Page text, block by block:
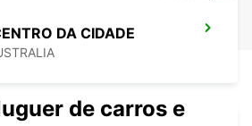
DA CIDADE
de carros e